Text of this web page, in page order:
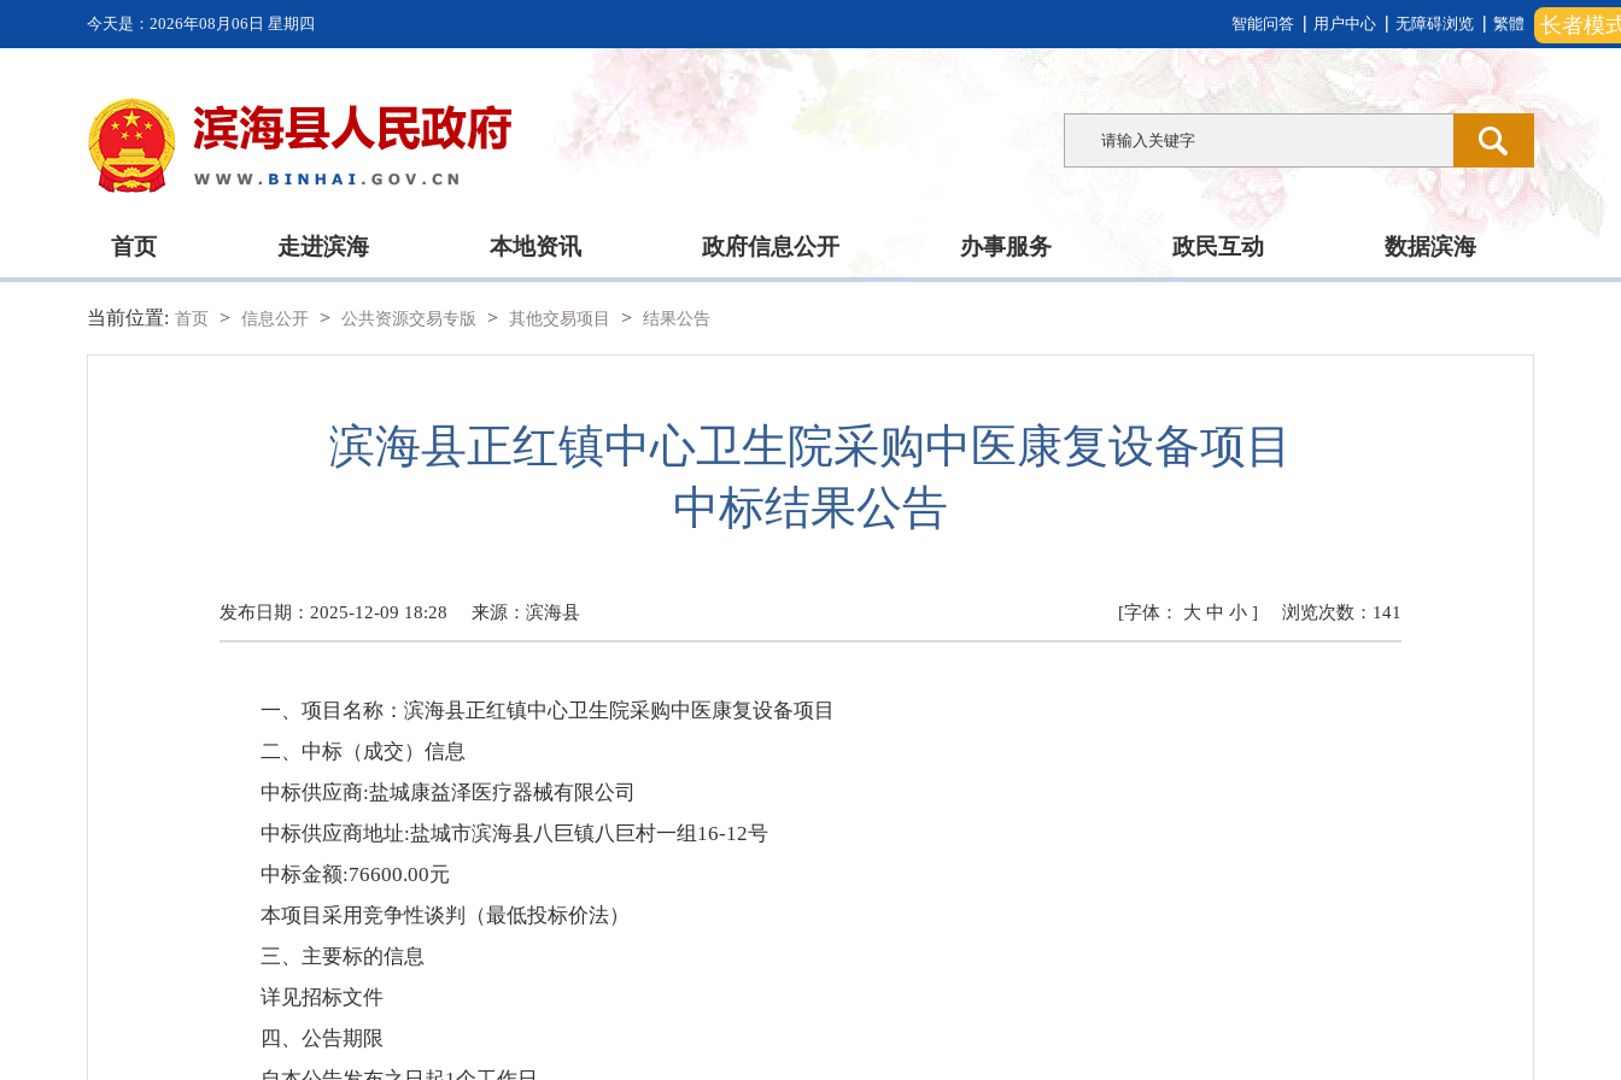
长者模
今天是： 2026年08月06日 星期四 智能问答 用户中心 无障碍浏览 繁體
首页 走进滨海 本地资讯 政府信息公开 办事服务 政民互动 数据滨海
当前位置: 首页 > 信息公开 > 公共资源交易专版 > 其他交易项目 > 结果公告
滨海县正红镇中心卫生院采购中医康复设备项目
中标结果公告
发布日期：2025-12-09 18:28 来源： 滨海县 浏览次数： 141
[字体： 大 中 小 ]
一、项目名称：滨海县正红镇中心卫生院采购中医康复设备项目
二、中标（成交）信息
中标供应商:盐城康益泽医疗器械有限公司
中标供应商地址:盐城市滨海县八巨镇八巨村一组16-12号
中标金额:76600.00元
本项目采用竞争性谈判（最低投标价法）
三、主要标的信息
详见招标文件
四、公告期限